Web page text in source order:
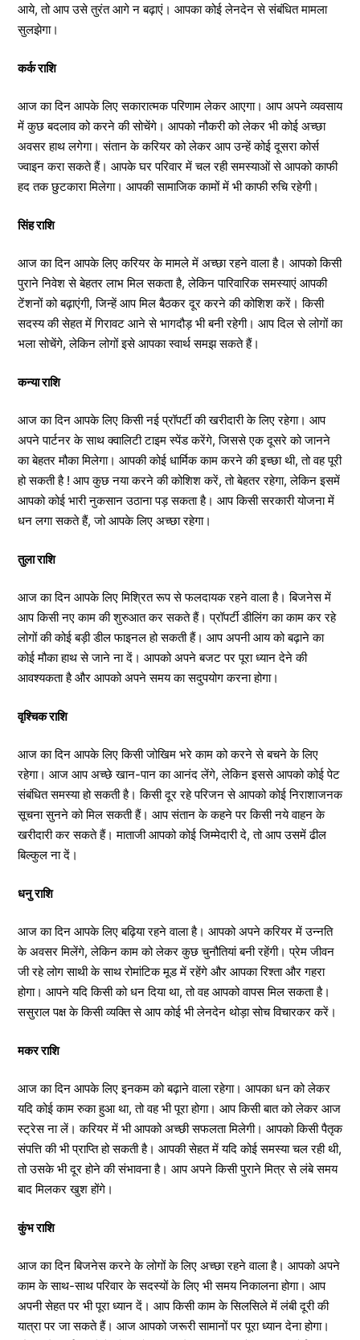
आये, तो आप उसे तुरंत आगे न बढ़ाएं। आपका कोई लेनदेन से संबंधित मामला
सुलझेगा।
कर्क राशि
आज का दिन आपके लिए सकारात्मक परिणाम लेकर आएगा। आप अपने व्यवसाय
में कुछ बदलाव को करने की सोचेंगे। आपको नौकरी को लेकर भी कोई अच्छा
अवसर हाथ लगेगा। संतान के करियर को लेकर आप उन्हें कोई दूसरा कोर्स
ज्वाइन करा सकते हैं। आपके घर परिवार में चल रही समस्याओं से आपको काफी
हद तक छुटकारा मिलेगा। आपकी सामाजिक कामों में भी काफी रुचि रहेगी।
सिंह राशि
आज का दिन आपके लिए करियर के मामले में अच्छा रहने वाला है। आपको किसी
पुराने निवेश से बेहतर लाभ मिल सकता है, लेकिन पारिवारिक समस्याएं आपकी
टेंशनों को बढ़ाएंगी, जिन्हें आप मिल बैठकर दूर करने की कोशिश करें। किसी
सदस्य की सेहत में गिरावट आने से भागदौड़ भी बनी रहेगी। आप दिल से लोगों का
भला सोचेंगे, लेकिन लोगों इसे आपका स्वार्थ समझ सकते हैं।
कन्या राशि
आज का दिन आपके लिए किसी नई प्रॉपर्टी की खरीदारी के लिए रहेगा। आप
अपने पार्टनर के साथ क्वालिटी टाइम स्पेंड करेंगे, जिससे एक दूसरे को जानने
का बेहतर मौका मिलेगा। आपकी कोई धार्मिक काम करने की इच्छा थी, तो वह पूरी
हो सकती है ! आप कुछ नया करने की कोशिश करें, तो बेहतर रहेगा, लेकिन इसमें
आपको कोई भारी नुकसान उठाना पड़ सकता है। आप किसी सरकारी योजना में
धन लगा सकते हैं, जो आपके लिए अच्छा रहेगा।
तुला राशि
आज का दिन आपके लिए मिश्रित रूप से फलदायक रहने वाला है। बिजनेस में
आप किसी नए काम की शुरुआत कर सकते हैं। प्रॉपर्टी डीलिंग का काम कर रहे
लोगों की कोई बड़ी डील फाइनल हो सकती हैं। आप अपनी आय को बढ़ाने का
कोई मौका हाथ से जाने ना दें। आपको अपने बजट पर पूरा ध्यान देने की
आवश्यकता है और आपको अपने समय का सदुपयोग करना होगा।
वृश्चिक राशि
आज का दिन आपके लिए किसी जोखिम भरे काम को करने से बचने के लिए
रहेगा। आज आप अच्छे खान-पान का आनंद लेंगे, लेकिन इससे आपको कोई पेट
संबंधित समस्या हो सकती है। किसी दूर रहे परिजन से आपको कोई निराशाजनक
सूचना सुनने को मिल सकती हैं। आप संतान के कहने पर किसी नये वाहन के
खरीदारी कर सकते हैं। माताजी आपको कोई जिम्मेदारी दे, तो आप उसमें ढील
बिल्कुल ना दें।
धनु राशि
आज का दिन आपके लिए बढ़िया रहने वाला है। आपको अपने करियर में उन्नति
के अवसर मिलेंगे, लेकिन काम को लेकर कुछ चुनौतियां बनी रहेंगी। प्रेम जीवन
जी रहे लोग साथी के साथ रोमांटिक मूड में रहेंगे और आपका रिश्ता और गहरा
होगा। आपने यदि किसी को धन दिया था, तो वह आपको वापस मिल सकता है।
ससुराल पक्ष के किसी व्यक्ति से आप कोई भी लेनदेन थोड़ा सोच विचारकर करें।
मकर राशि
आज का दिन आपके लिए इनकम को बढ़ाने वाला रहेगा। आपका धन को लेकर
यदि कोई काम रुका हुआ था, तो वह भी पूरा होगा। आप किसी बात को लेकर आज
स्ट्रेस ना लें। करियर में भी आपको अच्छी सफलता मिलेगी। आपको किसी पैतृक
संपत्ति की भी प्राप्ति हो सकती है। आपकी सेहत में यदि कोई समस्या चल रही थी,
तो उसके भी दूर होने की संभावना है। आप अपने किसी पुराने मित्र से लंबे समय
बाद मिलकर खुश होंगे।
कुंभ राशि
आज का दिन बिजनेस करने के लोगों के लिए अच्छा रहने वाला है। आपको अपने
काम के साथ-साथ परिवार के सदस्यों के लिए भी समय निकालना होगा। आप
अपनी सेहत पर भी पूरा ध्यान दें। आप किसी काम के सिलसिले में लंबी दूरी की
यात्रा पर जा सकते हैं। आज आपको जरूरी सामानों पर पूरा ध्यान देना होगा।